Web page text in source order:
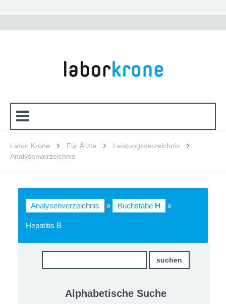
Labor Krone Für Ärzte
Leistungsverzeichnis
Analysenverzeichnis
Analysenverzeichnis » Buchstabe H »
Hepatitis B
Alphabetische Suche